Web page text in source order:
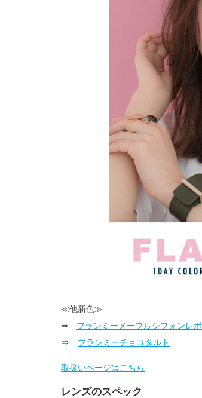
≪他新色≫
⇒ フランミーメープルシフォンレポ
⇒ フランミーチョコタルト
取扱いページはこちら
レンズのスペック